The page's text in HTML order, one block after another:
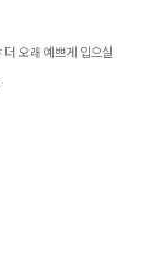
오래 예쁘게 입으실